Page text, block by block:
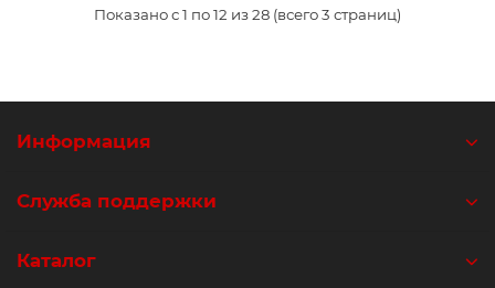
Показано с 1 по 12 из 28 (всего 3 страниц)
Информация
Служба поддержки
Каталог